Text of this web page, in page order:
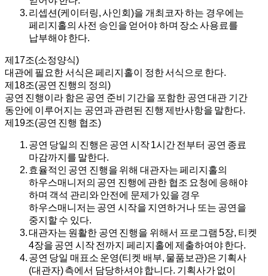
리셉션(케이터링, 사인회)을 개최코자 하는 경우에는
페리지홀의 사전 승인을 얻어야 하며 장소 사용료를
납부해야 한다.
제17조(소정양식)
대관에 필요한 서식은 페리지홀이 정한 서식으로 한다.
제18조(공연 진행의 정의)
공연 진행이라 함은 공연 준비 기간을 포함한 공연 대관 기간
동안에 이루어지는 공연과 관련된 진행 제반사항을 말한다.
제19조(공연 진행 협조)
공연 당일의 진행은 공연 시작 1시간 전부터 공연 종료
마감까지를 말한다.
효율적인 공연 진행을 위해 대관자는 페리지홀의
하우스매니저의 공연 진행에 관한 협조 요청에 응해야
하며 객석 관리와 안전에 문제가 있을 경우
하우스매니저는 공연 시작을 지연하거나 또는 공연을
중지할 수 있다.
대관자는 원활한 공연 진행을 위해서 프로그램 5장, 티켓
4장을 공연 시작 전까지 페리지홀에 제출하여야 한다.
공연 당일 매표소 운영(티켓 배부, 물품보관)은 기획사
(대관자) 측에서 담당하셔야 합니다. 기획사가 없이